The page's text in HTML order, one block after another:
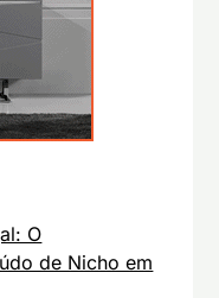
O
de Nicho em